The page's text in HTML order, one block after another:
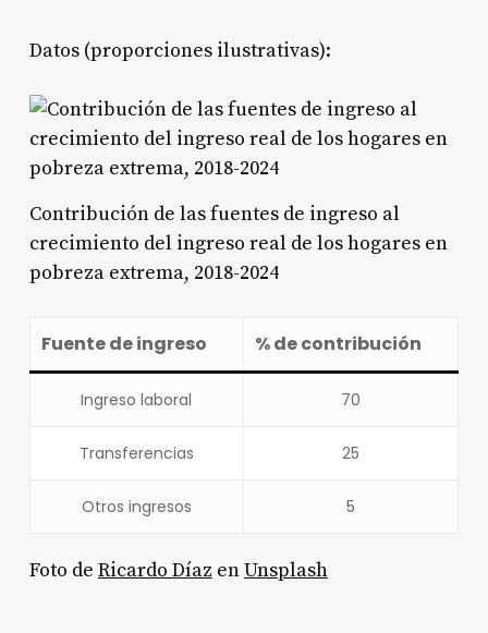
Datos (proporciones ilustrativas):
Contribución de las fuentes de ingreso al
crecimiento del ingreso real de los hogares en
pobreza extrema, 2018-2024
Fuente de ingreso % de contribución
Ingreso laboral 70
Transferencias 25
Otros ingresos 5
Foto de Ricardo Díaz enUnsplash